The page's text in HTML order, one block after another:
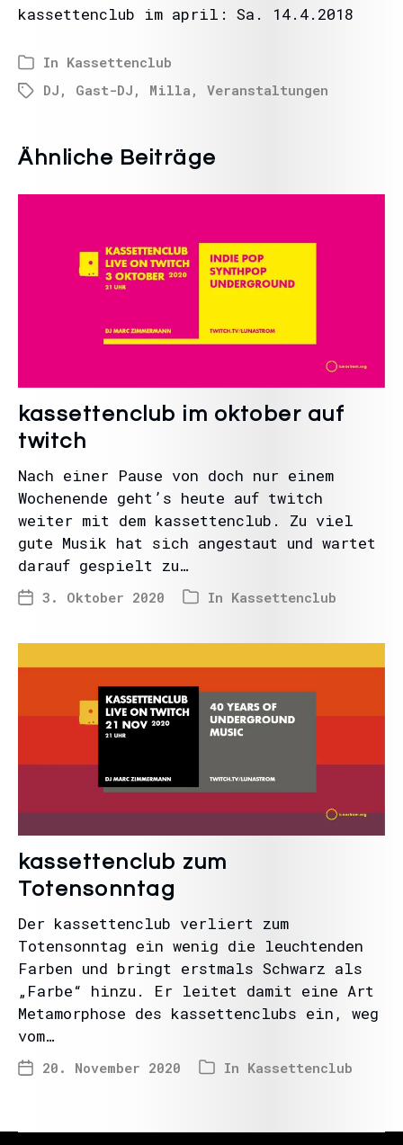
kassettenclub im april: Sa. 14.4.2018
In Kassettenclub
DJ , Gast-DJ , Milla , Veranstaltungen
Ähnliche Beiträge
kassettenclub im oktober auf
twitch
Nach einer Pause von doch nur einem
Wochenende geht’s heute auf twitch
weiter mit dem kassettenclub. Zu viel
gute Musik hat sich angestaut und wartet
darauf gespielt zu…
3. Oktober 2020 In Kassettenclub
kassettenclub zum
Totensonntag
Der kassettenclub verliert zum
Totensonntag ein wenig die leuchtenden
Farben und bringt erstmals Schwarz als
„Farbe“ hinzu. Er leitet damit eine Art
Metamorphose des kassettenclubs ein, weg
vom…
20. November 2020 In Kassettenclub